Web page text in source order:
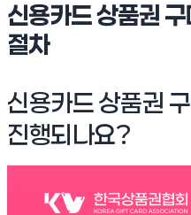
신용카드 상품권
절차
신용카드 상품권
진행되나요?